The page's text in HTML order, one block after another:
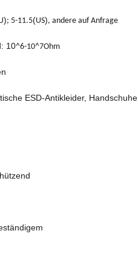
); 5-11.5(US), andere auf Anfrage
10^6-10^7Ohm
ESD-Antikleider, Handschuhe